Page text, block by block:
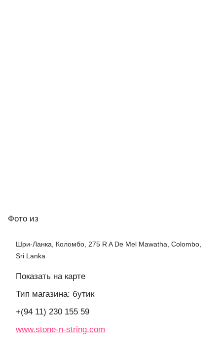
Фото из
Шри-Ланка, Коломбо, 275 R A De Mel Mawatha, Colombo,
Sri Lanka
Показать на карте
Тип магазина: бутик
+(94 11) 230 155 59
www.stone-n-string.com